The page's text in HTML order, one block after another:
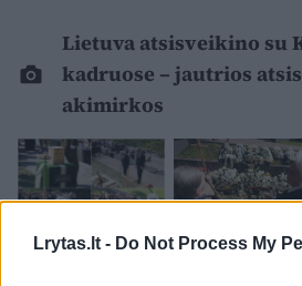
Lrytas.lt - Do Not Process My
Lietuva atsisveikino su
kadruose – jautrios
akimirkos